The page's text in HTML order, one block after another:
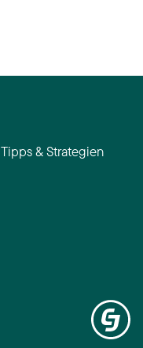
Tipps & Strategien